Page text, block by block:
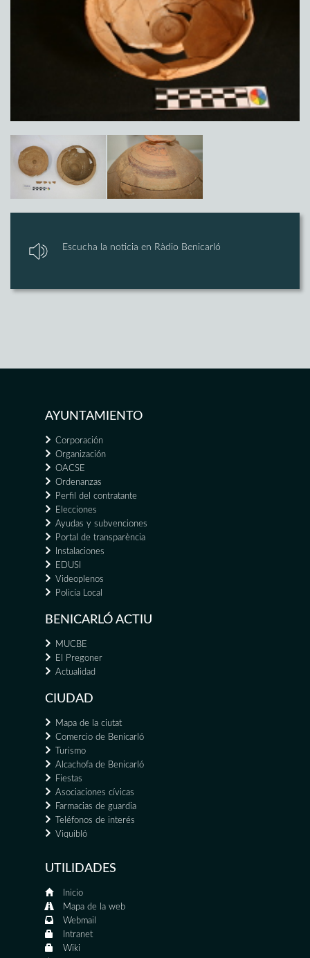
Escucha la noticia en Ràdio Benicarló
AYUNTAMIENTO
Corporación
Organización
OACSE
Ordenanzas
Perfil del contratante
Elecciones
Ayudas y subvenciones
Portal de transparència
Instalaciones
EDUSI
Videoplenos
Policía Local
BENICARLÓ ACTIU
MUCBE
El Pregoner
Actualidad
CIUDAD
Mapa de la ciutat
Comercio de Benicarló
Turismo
Alcachofa de Benicarló
Fiestas
Asociaciones cívicas
Farmacias de guardia
Teléfonos de interés
Viquibló
UTILIDADES
Inicio
Mapa de la web
Webmail
Intranet
Wiki